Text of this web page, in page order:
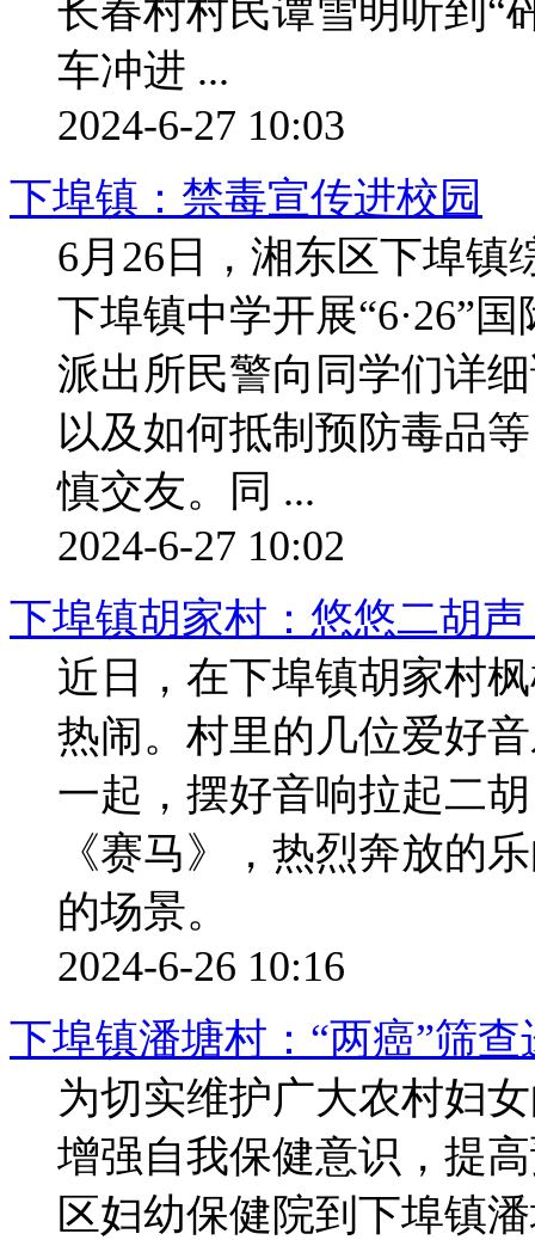
长春村村民谭雪明听到“
车冲进 ...
2024-6-27 10:03
下埠镇：禁毒宣传进校园
6月26日，湘东区下埠镇
下埠镇中学开展“6·26”
派出所民警向同学们详
以及如何抵制预防毒品
慎交友。同 ...
2024-6-27 10:02
下埠镇胡家村：悠悠二胡
近日，在下埠镇胡家村
热闹。村里的几位爱好
一起，摆好音响拉起二
《赛马》，热烈奔放的
的场景。
2024-6-26 10:16
下埠镇潘塘村：“两癌”筛
为切实维护广大农村妇
增强自我保健意识，提
区妇幼保健院到下埠镇